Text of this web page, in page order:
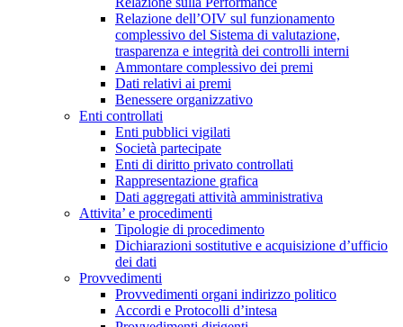
Relazione dell’OIV sul funzionamento
complessivo del Sistema di valutazione,
trasparenza e integrità dei controlli interni
Ammontare complessivo dei premi
Dati relativi ai premi
Benessere organizzativo
Enti controllati
Enti pubblici vigilati
Società partecipate
Enti di diritto privato controllati
Rappresentazione grafica
Dati aggregati attività amministrativa
Attivita’ e procedimenti
Tipologie di procedimento
Dichiarazioni sostitutive e acquisizione d’ufficio
dei dati
Provvedimenti
Provvedimenti organi indirizzo politico
Accordi e Protocolli d’intesa